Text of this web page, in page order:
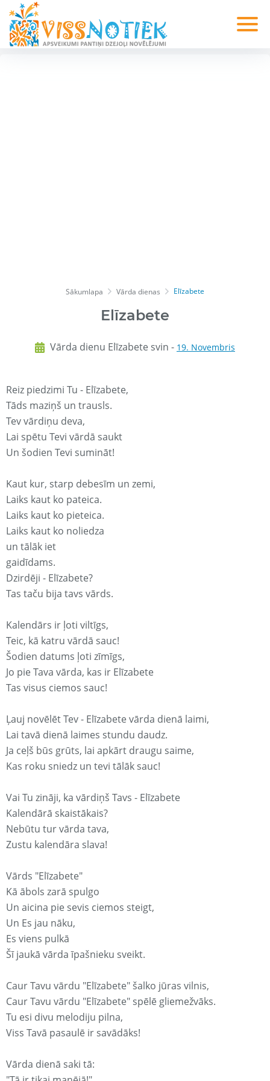
Sākumlapa Vārda dienas Elīzabete
Elīzabete
Vārda dienu Elīzabete svin - 19. Novembris
Reiz piedzimi Tu - Elīzabete,
Tāds maziņš un trausls.
Tev vārdiņu deva,
Lai spētu Tevi vārdā saukt
Un šodien Tevi sumināt!
Kaut kur, starp debesīm un zemi,
Laiks kaut ko pateica.
Laiks kaut ko pieteica.
Laiks kaut ko noliedza
un tālāk iet
gaidīdams.
Dzirdēji - Elīzabete?
Tas taču bija tavs vārds.
Kalendārs ir ļoti viltīgs,
Teic, kā katru vārdā sauc!
Šodien datums ļoti zīmīgs,
Jo pie Tava vārda, kas ir Elīzabete
Tas visus ciemos sauc!
Ļauj novēlēt Tev - Elīzabete vārda dienā laimi,
Lai tavā dienā laimes stundu daudz.
Ja ceļš būs grūts, lai apkārt draugu saime,
Kas roku sniedz un tevi tālāk sauc!
Vai Tu zināji, ka vārdiņš Tavs - Elīzabete
Kalendārā skaistākais?
Nebūtu tur vārda tava,
Zustu kalendāra slava!
Vārds "Elīzabete"
Kā ābols zarā spulgo
Un aicina pie sevis ciemos steigt,
Un Es jau nāku,
Es viens pulkā
Šī jaukā vārda īpašnieku sveikt.
Caur Tavu vārdu "Elīzabete" šalko jūras vilnis,
Caur Tavu vārdu "Elīzabete" spēlē gliemežvāks.
Tu esi divu melodiju pilna,
Viss Tavā pasaulē ir savādāks!
Vārda dienā saki tā: